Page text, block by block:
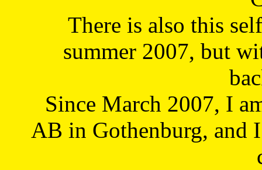
There is also this
summer 2007, but
Since March 2007, I
AB in Gothenburg, and